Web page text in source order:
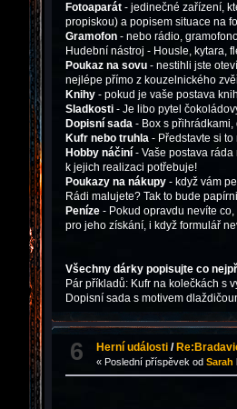
Fotoaparát- jedinečné zařízení,
propiskou) a popisem situace na
Gramofon- nebo rádio,
Hudební nástroj - Housle, kytara,
Poukaz na sovu- nestihli jste
nejlépe přímo z kouzelnického
Knihy- pokud je vaše postava
Sladkosti- Je libo pytel
Dopisní sada- Box s přihrádkami,
Kufr nebo truhla- Představte si to
Hobby náčiní- Vaše postava ráda
k jejich realizaci potřebuje!
Poukazy na nákupy- když vám
Rádi malujete? Tak to bude
Peníze- Pokud opravdu nevíte
pro jeho získání, i když formulář
Všechny dárky popisujte co
Pár příkladů: Kufr na kolečkách s
Dopisní sada s motivem
6 Herní události /
« Poslední příspěvek odSarah